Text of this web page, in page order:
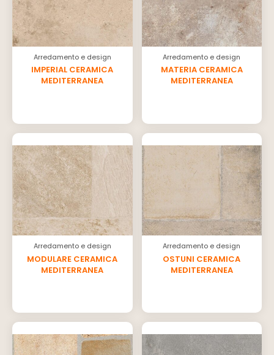
Arredamento e design
IMPERIAL CERAMICA
MEDITERRANEA
Arredamento e design
MATERIA CERAMICA
MEDITERRANEA
Arredamento e design
MODULARE CERAMICA
MEDITERRANEA
Arredamento e design
OSTUNI CERAMICA
MEDITERRANEA